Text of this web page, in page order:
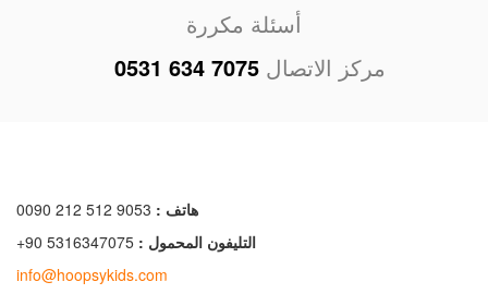
أسئلة مكررة
مركز الاتصال 0531 634 7075
هاتف : 0090 212 512 9053
التليفون المحمول : +90 5316347075
info@hoopsykids.com